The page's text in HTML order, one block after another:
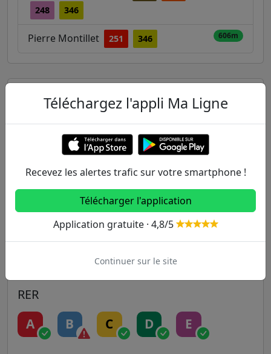
248
346
Pierre Montillet 251 346 606m
Autres lignes
Metro
2 3 3B 4
5 6 7 7B 8
10 11 12 13
RER
A B C D E
Téléchargez l'appli Ma Ligne
Recevez les alertes trafic sur votre smartphone !
Télécharger l'application
Application gratuite · 4,8/5
Continuer sur le site